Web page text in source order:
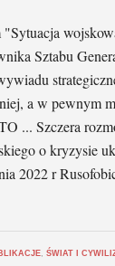
"Sytuacja
Sztabu
a w pewnym
... Szczera
o kryzysie
2022 r
ŚWIAT I